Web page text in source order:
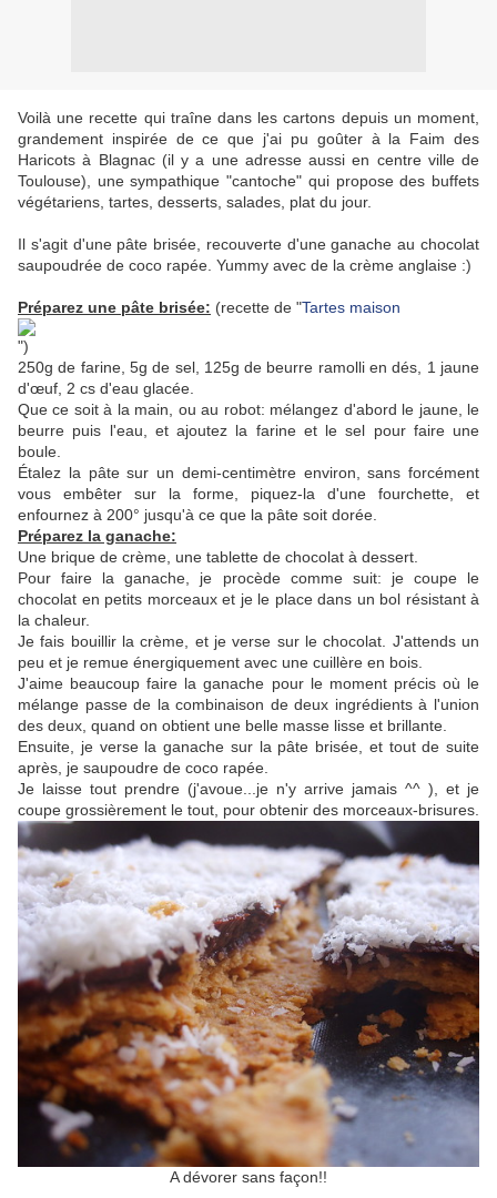
Voilà une recette qui traîne dans les cartons depuis un moment,
grandement inspirée de ce que j'ai pu goûter à la Faim des
Haricots à Blagnac (il y a une adresse aussi en centre ville de
Toulouse), une sympathique "cantoche" qui propose des buffets
végétariens, tartes, desserts, salades, plat du jour.
Il s'agit d'une pâte brisée, recouverte d'une ganache au chocolat
saupoudrée de coco rapée. Yummy avec de la crème anglaise :)
Préparez une pâte brisée: (recette de "Tartes maison
")
250g de farine, 5g de sel, 125g de beurre ramolli en dés, 1 jaune
d'œuf, 2 cs d'eau glacée.
Que ce soit à la main, ou au robot: mélangez d'abord le jaune, le
beurre puis l'eau, et ajoutez la farine et le sel pour faire une
boule.
Étalez la pâte sur un demi-centimètre environ, sans forcément
vous embêter sur la forme, piquez-la d'une fourchette, et
enfournez à 200° jusqu'à ce que la pâte soit dorée.
Préparez la ganache:
Une brique de crème, une tablette de chocolat à dessert.
Pour faire la ganache, je procède comme suit: je coupe le
chocolat en petits morceaux et je le place dans un bol résistant à
la chaleur.
Je fais bouillir la crème, et je verse sur le chocolat. J'attends un
peu et je remue énergiquement avec une cuillère en bois.
J'aime beaucoup faire la ganache pour le moment précis où le
mélange passe de la combinaison de deux ingrédients à l'union
des deux, quand on obtient une belle masse lisse et brillante.
Ensuite, je verse la ganache sur la pâte brisée, et tout de suite
après, je saupoudre de coco rapée.
Je laisse tout prendre (j'avoue...je n'y arrive jamais ^^ ), et je
coupe grossièrement le tout, pour obtenir des morceaux-brisures.
A dévorer sans façon!!